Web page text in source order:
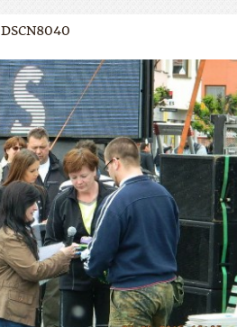
DSCN8040